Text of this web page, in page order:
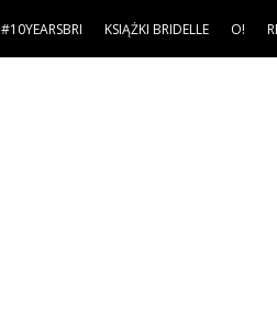
#10YEARSBRI KSIĄŻKI BRIDELLE O!